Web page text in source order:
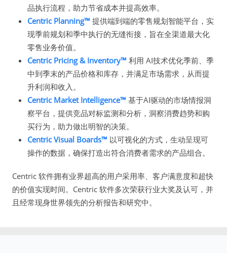
品执行流程，助力节省成本并提高效率。
Centric Planning™ 提供端到端的零售规划智能平台，实
现季前规划和季中执行的无缝衔接，旨在全渠道最大化
零售业务价值。
Centric Pricing & Inventory™ 利用 AI技术优化季前、季
中到季末的产品价格和库存，并满足市场需求，从而提
升利润和收入。
Centric Market Intelligence™ 基于AI驱动的市场情报洞
察平台，提供竞品对标监测和分析，洞察消费趋势和购
买行为，助力做出明智的决策。
Centric Visual Boards™ 以可视化的方式，生动呈现可
操作的数据，确保打造出符合消费者需求的产品组合。
Centric 软件拥有业界超高的用户采用率、客户满意度和超快
的价值实现时间。Centric 软件多次荣获行业大奖及认可，并
且经常现身世界领先的分析报告和研究中。